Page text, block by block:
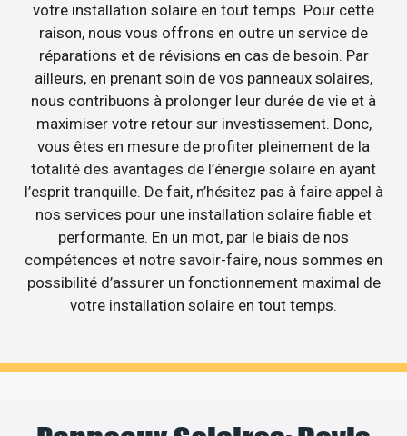
votre installation solaire en tout temps. Pour cette
raison, nous vous offrons en outre un service de
réparations et de révisions en cas de besoin. Par
ailleurs, en prenant soin de vos panneaux solaires,
nous contribuons à prolonger leur durée de vie et à
maximiser votre retour sur investissement. Donc,
vous êtes en mesure de profiter pleinement de la
totalité des avantages de l’énergie solaire en ayant
l’esprit tranquille. De fait, n’hésitez pas à faire appel à
nos services pour une installation solaire fiable et
performante. En un mot, par le biais de nos
compétences et notre savoir-faire, nous sommes en
possibilité d’assurer un fonctionnement maximal de
votre installation solaire en tout temps.